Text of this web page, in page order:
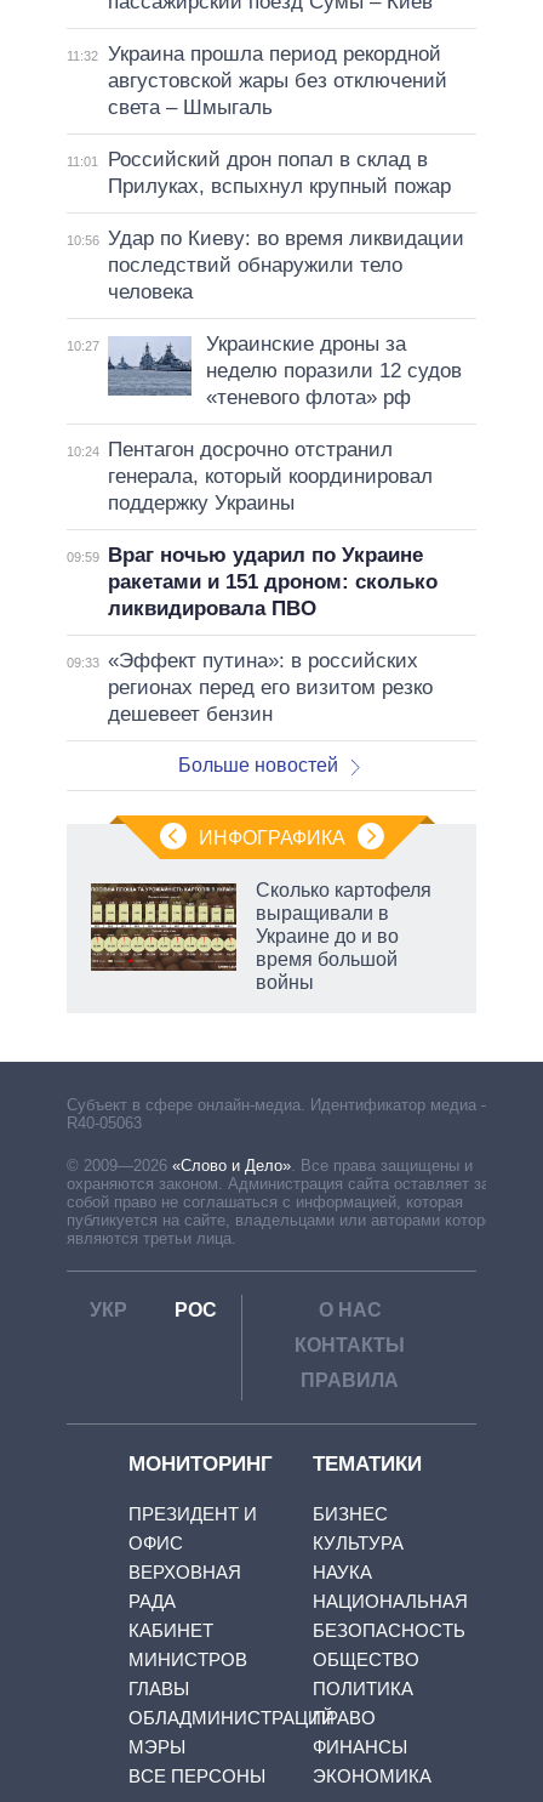
11:32
Украина прошла период рекордной
августовской жары без отключений
света – Шмыгаль
11:01
Российский дрон попал в склад в
Прилуках, вспыхнул крупный пожар
10:56 Удар по Киеву: во время ликвидации
последствий обнаружили тело
человека
10:27
Украинские дроны за
неделю поразили 12 судов
«теневого флота» рф
10:24
Пентагон досрочно отстранил
генерала, который координировал
поддержку Украины
09:59
Враг ночью ударил по Украине
ракетами и 151 дроном: сколько
ликвидировала ПВО
09:33 «Эффект путина»: в российских
регионах перед его визитом резко
дешевеет бензин
Больше новостей
ИНФОГРАФИКА
Сколько картофеля
выращивали в
Украине до и во
время большой
войны
Субъект в сфере онлайн-медиа. Идентификатор медиа –
R40-05063
© 2009—2026 «Слово и Дело» Все права защищены и
охраняются законом. Администрация сайта оставляет за
собой право не соглашаться с информацией, которая
публикуется на сайте, владельцами или авторами которой
являются третьи лица.
УКР РОС
О НАС
КОНТАКТЫ
ПРАВИЛА
МОНИТОРИНГ
ПРЕЗИДЕНТ И
ОФИС
ВЕРХОВНАЯ
РАДА
КАБИНЕТ
МИНИСТРОВ
ГЛАВЫ
ОБЛАДМИНИСТРАЦИЙ
МЭРЫ
ВСЕ ПЕРСОНЫ
ТЕМАТИКИ
БИЗНЕС
КУЛЬТУРА
НАУКА
НАЦИОНАЛЬНАЯ
БЕЗОПАСНОСТЬ
ОБЩЕСТВО
ПОЛИТИКА
ПРАВО
ФИНАНСЫ
ЭКОНОМИКА